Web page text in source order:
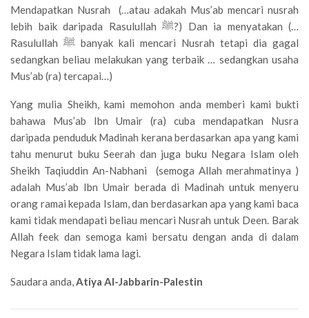
Mendapatkan Nusrah (…atau adakah Mus’ab mencari nusrah
lebih baik daripada Rasulullah ﷺ?) Dan ia menyatakan (…
Rasulullah ﷺ banyak kali mencari Nusrah tetapi dia gagal
sedangkan beliau melakukan yang terbaik … sedangkan usaha
Mus’ab (ra) tercapai…)
Yang mulia Sheikh, kami memohon anda memberi kami bukti
bahawa Mus’ab Ibn Umair (ra) cuba mendapatkan Nusra
daripada penduduk Madinah kerana berdasarkan apa yang kami
tahu menurut buku Seerah dan juga buku Negara Islam oleh
Sheikh Taqiuddin An-Nabhani (semoga Allah merahmatinya )
adalah Mus’ab Ibn Umair berada di Madinah untuk menyeru
orang ramai kepada Islam, dan berdasarkan apa yang kami baca
kami tidak mendapati beliau mencari Nusrah untuk Deen. Barak
Allah feek dan semoga kami bersatu dengan anda di dalam
Negara Islam tidak lama lagi.
Saudara anda, Atiya Al-Jabbarin-Palestin